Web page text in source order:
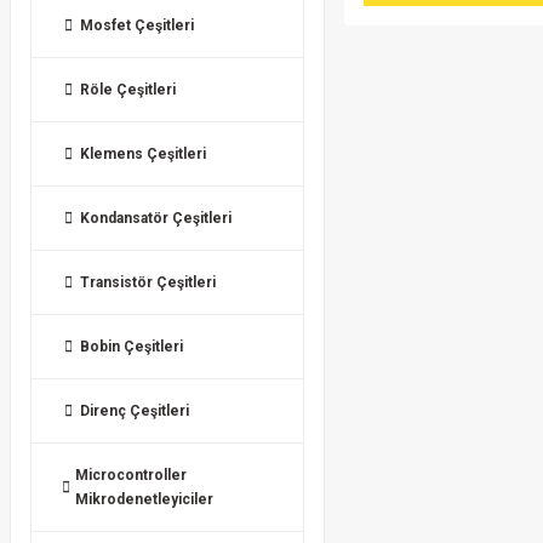
Mosfet Çeşitleri
Röle Çeşitleri
Klemens Çeşitleri
Kondansatör Çeşitleri
Transistör Çeşitleri
Bobin Çeşitleri
Direnç Çeşitleri
Microcontroller
Mikrodenetleyiciler